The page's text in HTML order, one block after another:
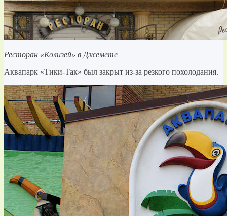
Ресторан «Колизей» в Джемете
Аквапарк «Тики-Так» был закрыт из-за резкого похолодания.